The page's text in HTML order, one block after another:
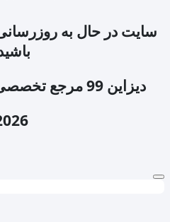
سایت در حال به
دیزاین 99 مرجع تخصصی طرح های گرافیکی